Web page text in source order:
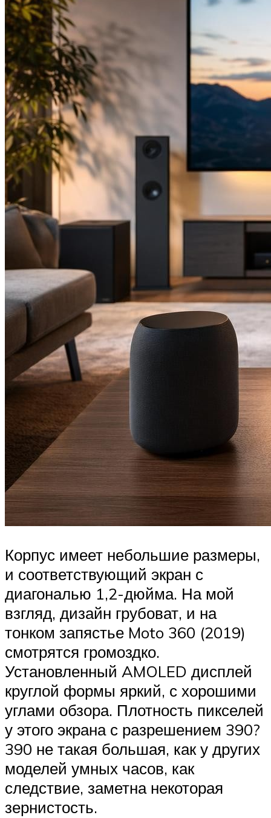
Корпус имеет небольшие размеры,
и соответствующий экран с
диагональю 1,2-дюйма. На мой
взгляд, дизайн грубоват, и на
тонком запястье Moto 360 (2019)
смотрятся громоздко.
Установленный AMOLED дисплей
круглой формы яркий, с хорошими
углами обзора. Плотность пикселей
у этого экрана с разрешением 390?
390 не такая большая, как у других
моделей умных часов, как
следствие, заметна некоторая
зернистость.